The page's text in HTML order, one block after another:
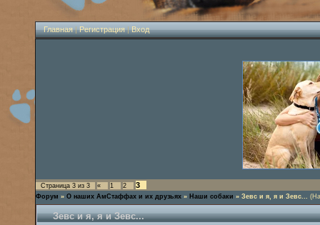
Главная|Регистрация|Вход
Страница 3 из 3 « 1 2 3
Форум » О наших АмСтаффах и их друзьях » Наши собаки » Зевс и я, я и Зевс...
Зевс и я, я и Зевс...